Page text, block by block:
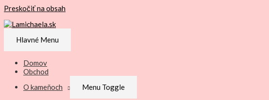
Preskočiť na obsah
Hlavné Menu
Domov
Obchod
O kameňoch
Menu Toggle